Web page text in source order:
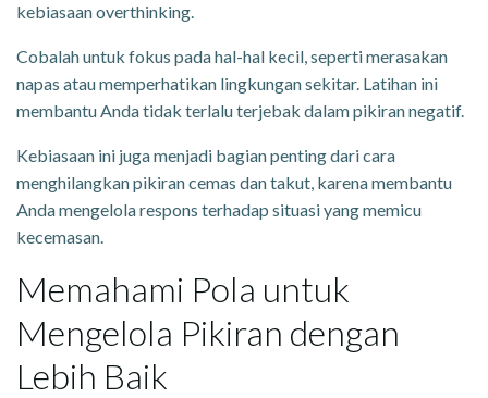
kebiasaan overthinking.
Cobalah untuk fokus pada hal-hal kecil, seperti merasakan
napas atau memperhatikan lingkungan sekitar. Latihan ini
membantu Anda tidak terlalu terjebak dalam pikiran negatif.
Kebiasaan ini juga menjadi bagian penting dari cara
menghilangkan pikiran cemas dan takut, karena membantu
Anda mengelola respons terhadap situasi yang memicu
kecemasan.
Memahami Pola untuk
Mengelola Pikiran dengan
Lebih Baik